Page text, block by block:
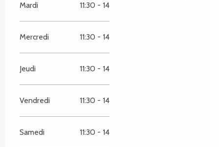
Mardi 11:30 - 14:00
Mercredi 11:30 - 14:00
Jeudi 11:30 - 14:00
Vendredi 11:30 - 14:00
Samedi 11:30 - 14:00